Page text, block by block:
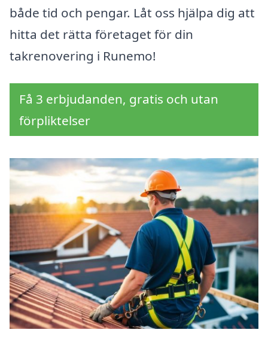
både tid och pengar. Låt oss hjälpa dig att
hitta det rätta företaget för din
takrenovering i Runemo!
Få 3 erbjudanden, gratis och utan
förpliktelser